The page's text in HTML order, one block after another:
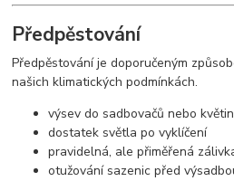
Předpěstování
Předpěstování je doporučeným
našich klimatických podmínkách.
výsev do sadbovačů nebo
dostatek světla po vyklíčení
pravidelná, ale přiměřená
otužování sazenic před